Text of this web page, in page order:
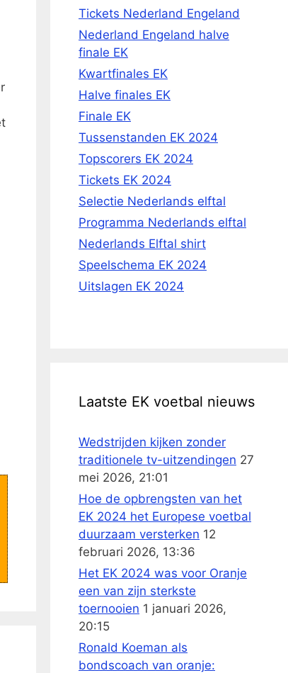
Tickets Nederland Engeland
Nederland Engeland halve
finale EK
Kwartfinales EK
Halve finales EK
Finale EK
Tussenstanden EK 2024
Topscorers EK 2024
Tickets EK 2024
Selectie Nederlands elftal
Programma Nederlands elftal
Nederlands Elftal shirt
Speelschema EK 2024
Uitslagen EK 2024
Laatste EK voetbal nieuws
Wedstrijden kijken zonder
traditionele tv-uitzendingen 27
mei 2026, 21:01
Hoe de opbrengsten van het
EK 2024 het Europese voetbal
duurzaam versterken 12
februari 2026, 13:36
Het EK 2024 was voor Oranje
een van zijn sterkste
toernooien 1 januari 2026,
20:15
Ronald Koeman als
bondscoach van oranje: